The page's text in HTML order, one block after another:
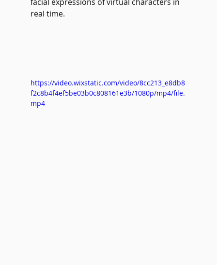
real time.
https://video.wixstatic.com/video/8cc213_e8db8
f2c8b4f4ef5be03b0c808161e3b/1080p/mp4/file.
mp4